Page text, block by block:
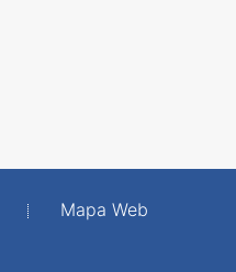
Mapa Web